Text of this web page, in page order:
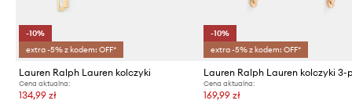
-10%
extra -5% z kodem: OFF*
Lauren Ralph Lauren kolczyki
Cena aktualna:
134,99 zł
-10%
extra -5% z kodem: OFF*
Lauren Ralph Lauren kolczyki 3-
Cena aktualna:
169,99 zł